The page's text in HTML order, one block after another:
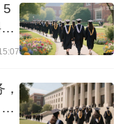
等提出了禁止
一步明确责任
强社会监督，
5